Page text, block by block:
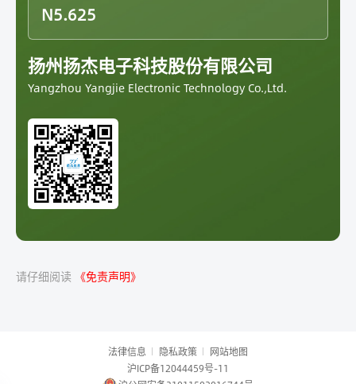
N5.625
扬州扬杰电子科技股份有限公司
Yangzhou Yangjie Electronic Technology Co.,Ltd.
请仔细阅读 《免责声明》
法律信息 隐私政策
网站地图
沪ICP备12044459号-11